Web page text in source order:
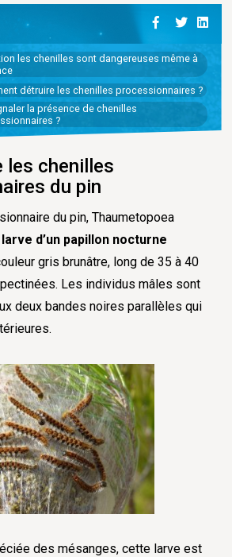
les chenilles sont dangereuses même à
détruire les chenilles processionnaires ?
la présence de chenilles
?
les chenilles
du pin
du pin,Thaumetopoea
larve d’un papillon nocturne
gris brunâtre, long de 35 à 40
Les individus mâles sont
deux bandes noires parallèles qui
des mésanges, cette larve est